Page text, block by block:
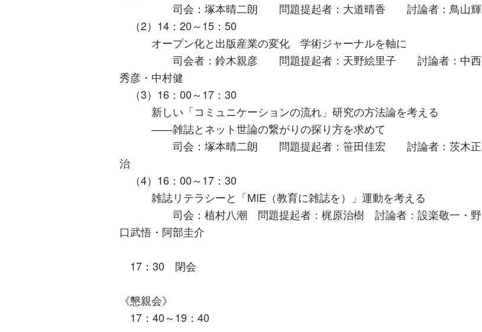
司会：塚本晴二朗 問題提起者：大道晴香 討論者：鳥山輝
（2）14：20～15：50
オープン化と出版産業の変化 学術ジャーナルを軸に
司会者：鈴木親彦 問題提起者：天野絵里子 討論者：中西
秀彦・中村健
（3）16：00～17：30
新しい「コミュニケーションの流れ」研究の方法論を考える
――雑誌とネット世論の繋がりの探り方を求めて
司会：塚本晴二朗 問題提起者：笹田佳宏 討論者：茨木正
治
（4）16：00～17：30
雑誌リテラシーと「MIE（教育に雑誌を）」運動を考える
司会：植村八潮 問題提起者：梶原治樹 討論者：設楽敬一・野
口武悟・阿部圭介
17：30 閉会
《懇親会》
17：40～19：40